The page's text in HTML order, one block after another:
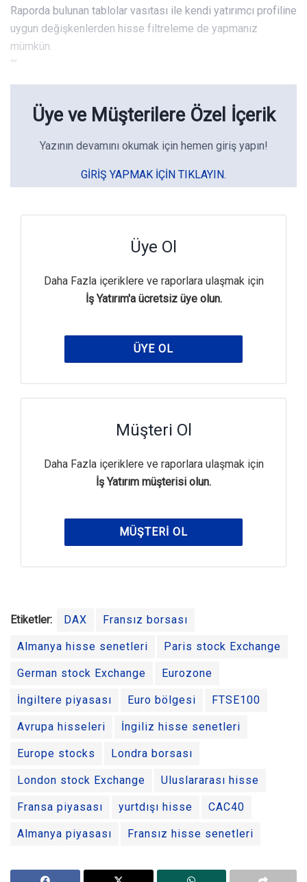
Raporda bulunan tablolar vasıtası ile kendi yatırımcı profiline
uygun değişkenlerden hisse filtreleme de yapmanız
mümkün.
“”
Üye ve Müşterilere Özel İçerik
Yazının devamını okumak için hemen giriş yapın!
GIRIŞ YAPMAK IÇIN TIKLAYIN.
Üye Ol
Daha Fazla içeriklere ve raporlara ulaşmak için
İş Yatırım'a ücretsiz üye olun.
ÜYE OL
Müşteri Ol
Daha Fazla içeriklere ve raporlara ulaşmak için
İş Yatırım müşterisi olun.
MÜŞTERI OL
Etiketler: DAX Fransız borsası
Almanya hisse senetleri Paris stock Exchange
German stock Exchange Eurozone
İngiltere piyasası Euro bölgesi FTSE100
Avrupa hisseleri İngiliz hisse senetleri
Europe stocks Londra borsası
London stock Exchange Uluslararası hisse
Fransa piyasası yurtdışı hisse CAC40
Almanya piyasası Fransız hisse senetleri